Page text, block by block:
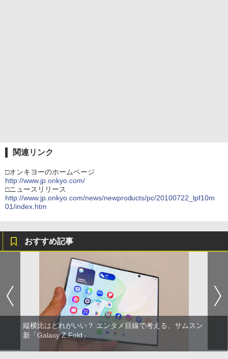
関連リンク
□オンキヨーのホームページ
http://www.jp.onkyo.com/
□ニュースリリース
http://www.jp.onkyo.com/news/newproducts/pc/20100722_lpf10m
01/index.htm
おすすめ記事
縦横比はどれがいい？ エンタメ目線で考える、サムスン
新「Galaxy Z Fold」